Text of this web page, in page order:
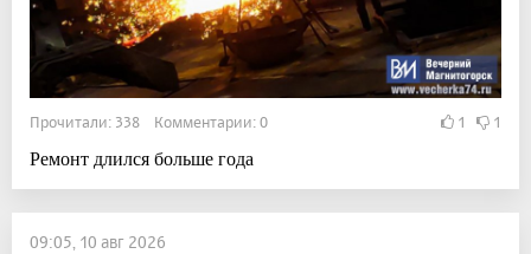
Прочитали: 338 Комментарии: 0 1 1
Ремонт длился больше года
09:05, 10 авг 2026